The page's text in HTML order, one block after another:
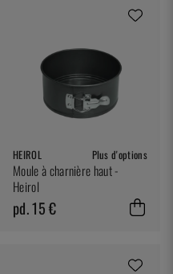
HEIROL Plus d'options
Moule à charnière haut -
Heirol
pd. 15 €